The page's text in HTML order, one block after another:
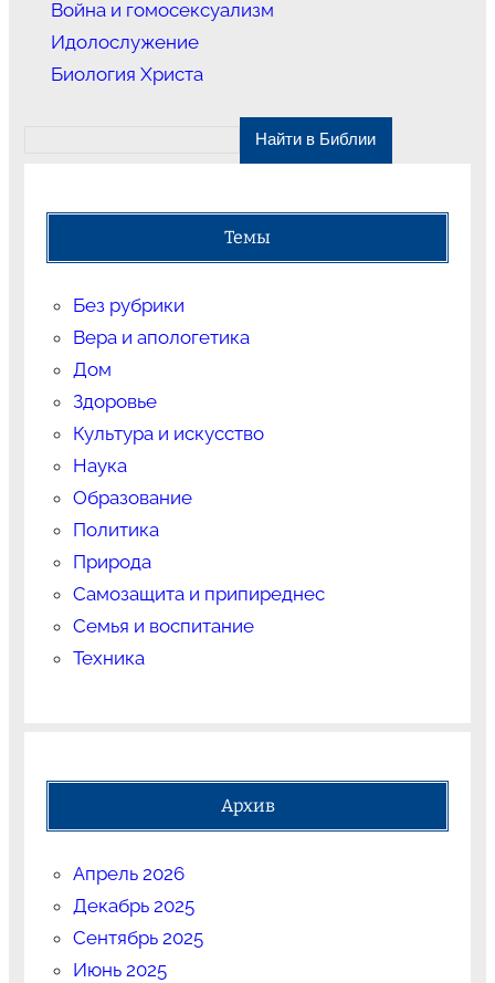
Война и гомосексуализм
Идолослужение
Биология Христа
Темы
Без рубрики
Вера и апологетика
Дом
Здоровье
Культура и искусство
Наука
Образование
Политика
Природа
Самозащита и припиреднес
Семья и воспитание
Техника
Архив
Апрель 2026
Декабрь 2025
Сентябрь 2025
Июнь 2025